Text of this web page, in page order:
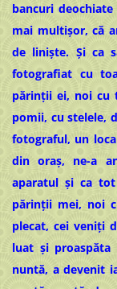
bancuri
mai multișor, că
de liniște. Și ca
fotografiat cu
părinții ei, noi cu
pomii, cu stelele,
fotograful, un
din oraș, ne-a
aparatul și ca
părinții mei, noi
plecat, cei veniți
luat și proaspăta
nuntă, a devenit